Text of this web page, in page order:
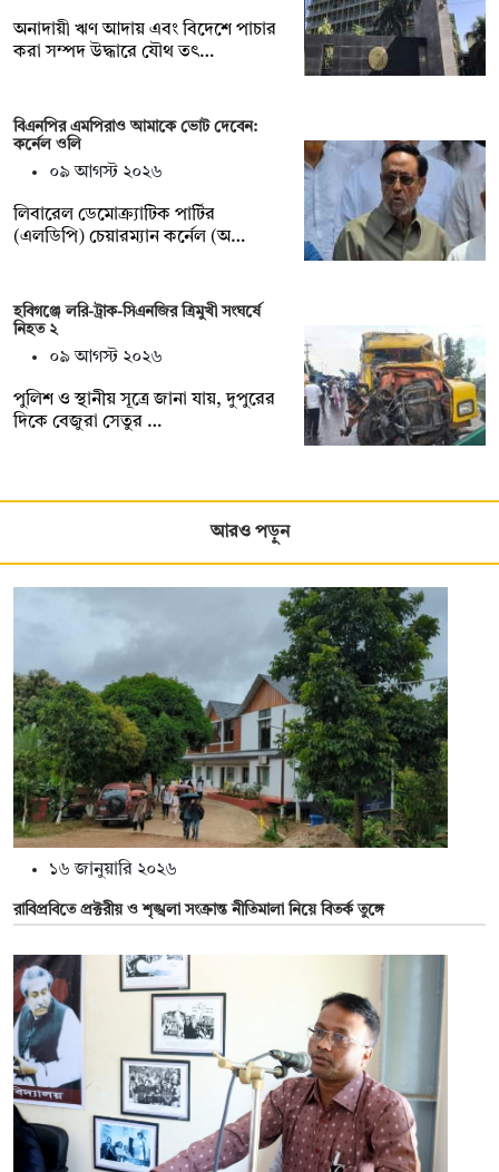
অনাদায়ী ঋণ আদায় এবং বিদেশে পাচার
করা সম্পদ উদ্ধারে যৌথ তৎ…
বিএনপির এমপিরাও আমাকে ভোট দেবেন:
কর্নেল ওলি
০৯ আগস্ট ২০২৬
লিবারেল ডেমোক্র্যাটিক পার্টির
(এলডিপি) চেয়ারম্যান কর্নেল (অ…
হবিগঞ্জে লরি-ট্রাক-সিএনজির ত্রিমুখী সংঘর্ষে
নিহত ২
০৯ আগস্ট ২০২৬
পুলিশ ও স্থানীয় সূত্রে জানা যায়, দুপুরের
দিকে বেজুরা সেতুর …
আরও পড়ুন
১৬ জানুয়ারি ২০২৬
রাবিপ্রবিতে প্রক্টরীয় ও শৃঙ্খলা সংক্রান্ত নীতিমালা নিয়ে বিতর্ক তুঙ্গে